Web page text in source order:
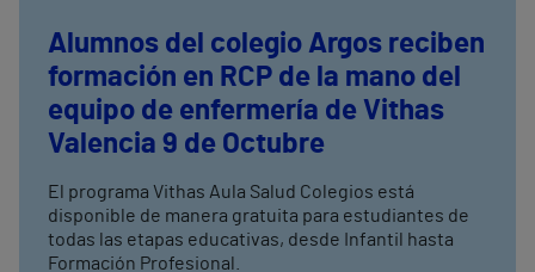
Alumnos del colegio Argos reciben
formación en RCP de la mano del
equipo de enfermería de Vithas
Valencia 9 de Octubre
El programa Vithas Aula Salud Colegios está
disponible de manera gratuita para estudiantes de
todas las etapas educativas, desde Infantil hasta
Formación Profesional.